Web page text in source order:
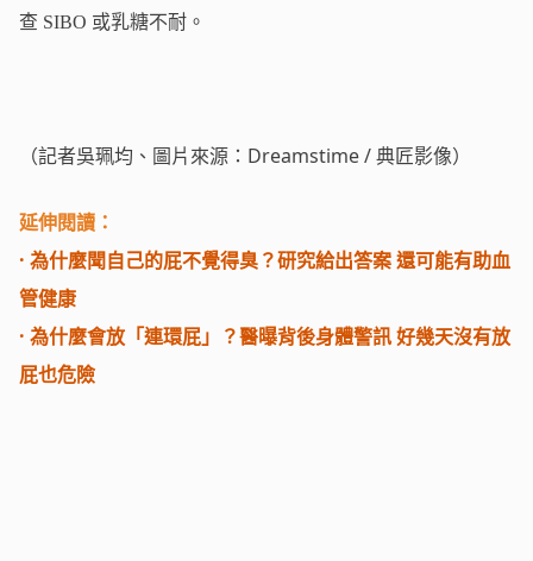
查 SIBO 或乳糖不耐。
（記者吳珮均、圖片來源：Dreamstime / 典匠影像）
延伸閱讀：
· 為什麼聞自己的屁不覺得臭？研究給出答案 還可能有助血
管健康
· 為什麼會放「連環屁」？醫曝背後身體警訊 好幾天沒有放
屁也危險